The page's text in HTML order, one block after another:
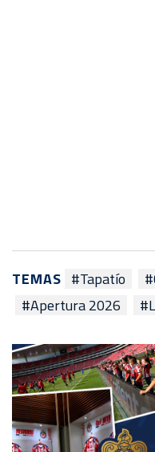
TEMAS #Tapatío
#Apertura 2026